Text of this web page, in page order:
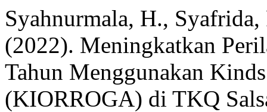
Syahnurmala, H.,
(2022). Meningkatkan
Tahun Menggunakan
(KIORROGA) di TKQ